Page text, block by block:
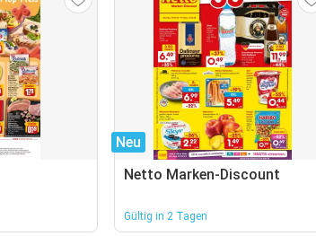
Neu
Netto Marken-Discount
Gültig in 2 Tagen